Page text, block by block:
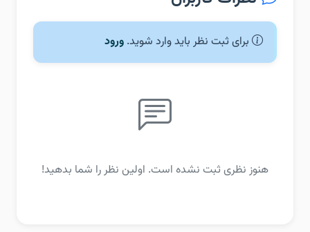
برای ثبت نظر باید وارد شوید. ورود
هنوز نظری ثبت نشده است. اولین نظر را شما بدهید!